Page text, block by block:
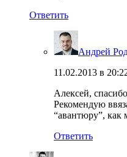
Ответить
Андрей
11.02.2013 в
Алексей,
Рекомендую
“авантюру”, как
Ответить